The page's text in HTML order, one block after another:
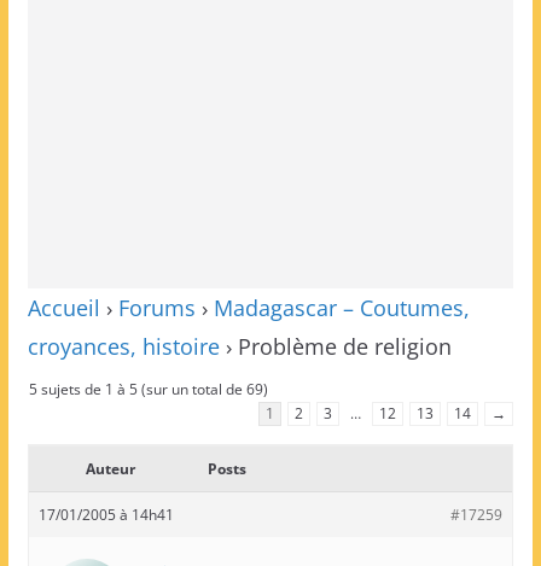
Accueil › Forums › Madagascar – Coutumes,
croyances, histoire › Problème de religion
5 sujets de 1 à 5 (sur un total de 69)
1
2 3 … 12 13 14 →
Auteur Posts
17/01/2005 à 14h41 #17259